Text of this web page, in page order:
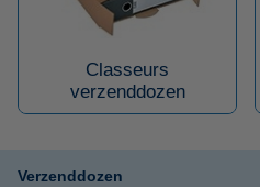
Classeurs
verzenddozen
Verzenddozen